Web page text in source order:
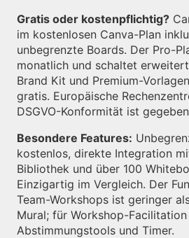
Gratis oder kostenpflichtig?
im kostenlosen Canva-Plan
unbegrenzte Boards. Der Pro-
monatlich und schaltet
Brand Kit und Premium-
gratis. Europäische
DSGVO-Konformität ist
Besondere Features:
kostenlos, direkte Integration
Bibliothek und über 100
Einzigartig im Vergleich. Der
Team-Workshops ist geringer
Mural; für Workshop-
Abstimmungstools und Timer.